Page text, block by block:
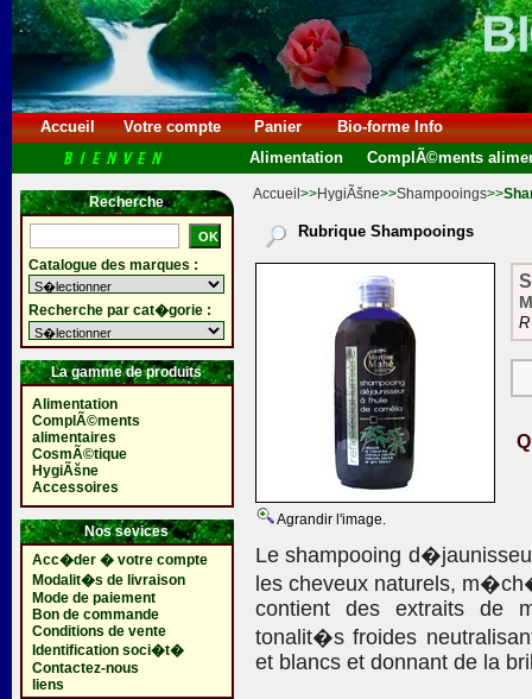
Accueil Votre compte Panier
Bio-forme Info
Alimentation
ComplÃ©ments
Recherche
Catalogue des marques :
Recherche par cat�gorie :
La gamme de produits
Alimentation
ComplÃ©ments
alimentaires
CosmÃ©tique
HygiÃšne
Accessoires
Nos sevices
Acc�der � votre compte
Modalit�s de livraison
Mode de paiement
Bon de commande
Conditions de vente
Identification soci�t�
Contactez-nous
liens
Accueil >>HygiÃšne>>Shampooings>>
Rubrique Shampooings
Agrandir l'image.
Le shampooing
les cheveux naturels,
contient des extraits de
tonalit�s froides
et blancs et donnant de la